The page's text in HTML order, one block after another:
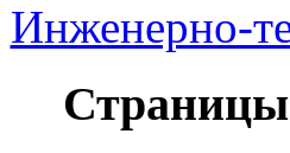
Инженерно-
Страницы